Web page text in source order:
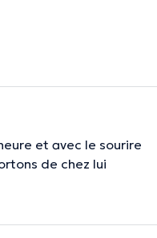
et avec le sourire
de chez lui